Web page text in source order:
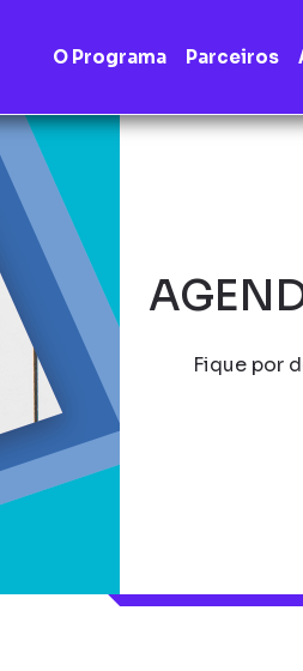
O Programa Parceiros
Fique por